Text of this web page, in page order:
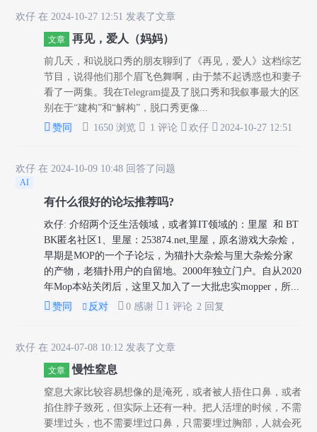
欢仔 在 2024-10-27 12:51 发表了文章
文章 再见，爱人（妈妈）
前几天，和说脱口秀的朋友聊到了《再见，爱人》这档综艺
节目，说得他们那个眉飞色舞啊，由于禁不起诱惑也和妻子
看了一两集。我在Telegram提及了脱口秀和我叙事最大的区
别在于“建构”和“解构”，脱口秀更像...
 赞同  1650 浏览  1 评论  欢仔  2024-10-27 12:51
欢仔 在 2024-10-09 10:48 回答了问题
AI
有什么很好的论坛推荐吗?
欢仔: 介绍两个泛生活领域，或者算IT领域的：里屋 和 BT
BK匿名社区1、里屋：253874.net,里屋，原名游戏大杂烩，
早期是MOP的一个子论坛，为猫扑大杂烩与里大杂烩分家
的产物，老猫扑用户的自留地。2000年独立门户。自从2020
年Mop本站关闭后，这里又加入了一大批忠实mopper，所...
 赞同  反对  0 感谢  1 评论 2 回复
欢仔 在 2024-07-08 10:12 发表了文章
文章 慢性窒息
窒息大家比较容易想像的是淹死，或者被人捂住口鼻，或者
掐住脖子致死，但实际上还有一种。把人活埋的时候，不需
要埋过头，也不需要埋过口鼻，只需要埋过胸部，人就会死